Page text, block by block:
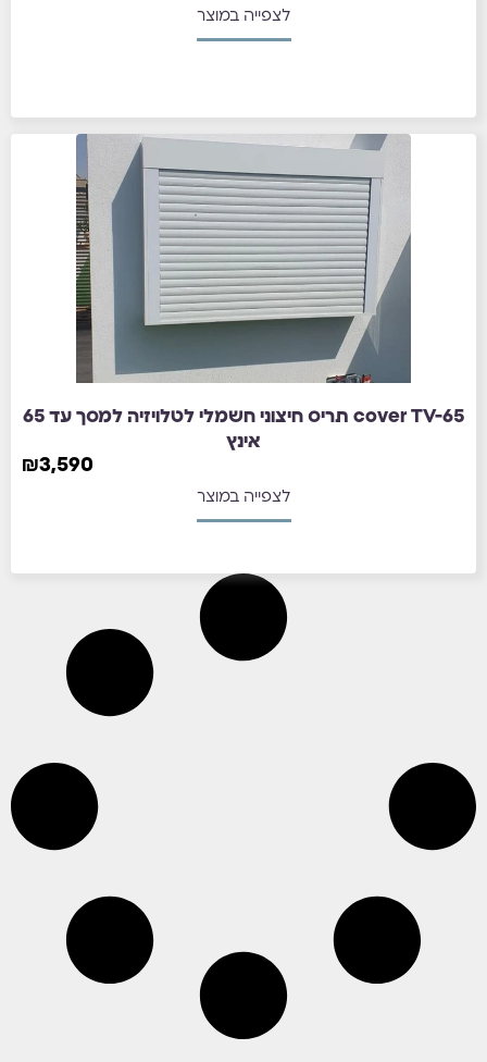
לצפייה במוצר
cover TV-65 תריס חיצוני חשמלי לטלויזיה למסך עד 65
אינץ
₪3,590
לצפייה במוצר